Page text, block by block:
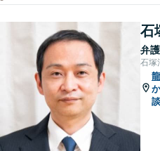
石
弁
石塚